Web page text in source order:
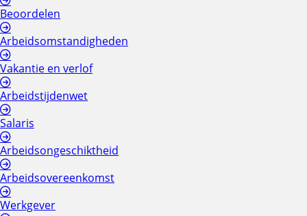
Beoordelen
Arbeidsomstandigheden
Vakantie en verlof
Arbeidstijdenwet
Salaris
Arbeidsongeschiktheid
Arbeidsovereenkomst
Werkgever